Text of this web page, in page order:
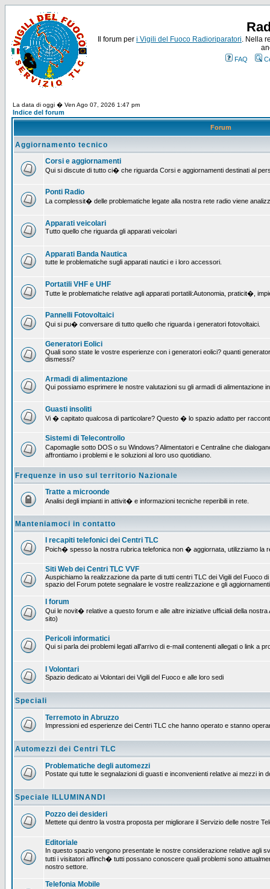
Il forum per i Vigili del Fuoco Radioriparatori. Nella
FAQ
La data di oggi � Ven Ago 07, 2026 1:47 pm
Indice del forum
Forum
Aggiornamento tecnico
Corsi e aggiornamenti
Qui si discute di tutto ci� che riguarda Corsi e aggiornamenti destinati al
Ponti Radio
La complessit� delle problematiche legate alla nostra rete radio viene
Apparati veicolari
Tutto quello che riguarda gli apparati veicolari
Apparati Banda Nautica
tutte le problematiche sugli apparati nautici e i loro accessori.
Portatili VHF e UHF
Tutte le problematiche relative agli apparati portatili:Autonomia, praticit�,
Pannelli Fotovoltaici
Qui si pu� conversare di tutto quello che riguarda i generatori fotovoltaici.
Generatori Eolici
Quali sono state le vostre esperienze con i generatori eolici? quanti
dismessi?
Armadi di alimentazione
Qui possiamo esprimere le nostre valutazioni su gli armadi di alimentazione
Guasti insoliti
Vi � capitato qualcosa di particolare? Questo � lo spazio adatto per
Sistemi di Telecontrollo
Capomaglie sotto DOS o su Windows? Alimentatori e Centraline che
affrontiamo i problemi e le soluzioni al loro uso quotidiano.
Frequenze in uso sul territorio Nazionale
Tratte a microonde
Analisi degli impianti in attivit� e informazioni tecniche reperibili in rete.
Manteniamoci in contatto
I recapiti telefonici dei Centri TLC
Poich� spesso la nostra rubrica telefonica non � aggiornata, utilizziamo la
Siti Web dei Centri TLC VVF
Auspichiamo la realizzazione da parte di tutti centri TLC dei Vigili del Fuoco
spazio del Forum potete segnalare le vostre realizzazione e gli
I forum
Qui le novit� relative a questo forum e alle altre iniziative ufficiali della
sito)
Pericoli informatici
Qui si parla dei problemi legati all'arrivo di e-mail contenenti allegati o link a
I Volontari
Spazio dedicato ai Volontari dei Vigili del Fuoco e alle loro sedi
Speciali
Terremoto in Abruzzo
Impressioni ed esperienze dei Centri TLC che hanno operato e stanno
Automezzi dei Centri TLC
Problematiche degli automezzi
Postate qui tutte le segnalazioni di guasti e inconvenienti relative ai mezzi in
Speciale ILLUMINANDI
Pozzo dei desideri
Mettete qui dentro la vostra proposta per migliorare il Servizio delle nostre
Editoriale
In questo spazio vengono presentate le nostre considerazione relative agli
tutti i visitatori affinch� tutti possano conoscere quali problemi sono
nostro settore.
Telefonia Mobile